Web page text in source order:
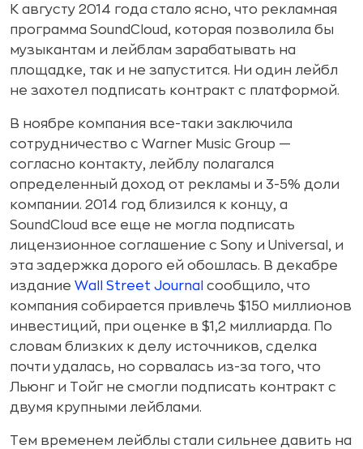
К августу 2014 года стало ясно, что рекламная
программа SoundCloud, которая позволила бы
музыкантам и лейблам зарабатывать на
площадке, так и не запустится. Ни один лейбл
не захотел подписать контракт с платформой.
В ноябре компания все-таки заключила
сотрудничество с Warner Music Group —
согласно контакту, лейблу полагался
определенный доход от рекламы и 3-5% доли
компании. 2014 год близился к концу, а
SoundCloud все еще не могла подписать
лицензионное соглашение с Sony и Universal, и
эта задержка дорого ей обошлась. В декабре
издание Wall Street Journal сообщило, что
компания собирается привлечь $150 миллионов
инвестиций, при оценке в $1,2 миллиарда. По
словам близких к делу источников, сделка
почти удалась, но сорвалась из-за того, что
Льюнг и Тойг не смогли подписать контракт с
двумя крупными лейблами.
Тем временем лейблы стали сильнее давить на